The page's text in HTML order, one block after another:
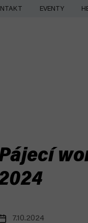
EVENTY
7.10.2024